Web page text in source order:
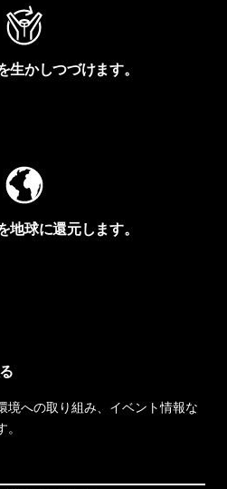
生かしつづけます。
地球に還元します。
境への取り組み、イベント情報な